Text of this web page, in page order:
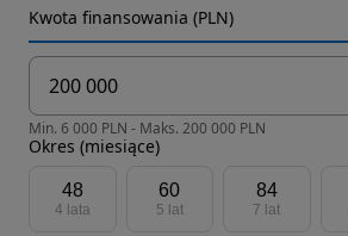
Kwota finansowania (PLN)
Min. 6 000 PLN - Maks. 200 000 PLN
Okres (miesiące)
48
4 lata
60
5 lat
84
7 lat